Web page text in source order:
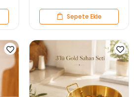
Sepete Ekle